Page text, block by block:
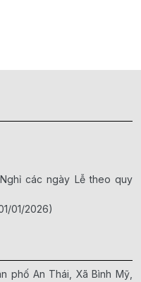
các ngày Lễ theo quy
01/2026)
phố An Thái, Xã Bình Mỹ,